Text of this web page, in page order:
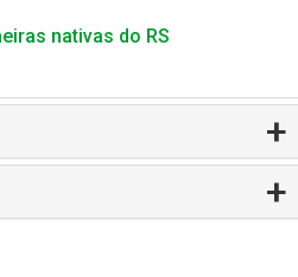
nativas do RS